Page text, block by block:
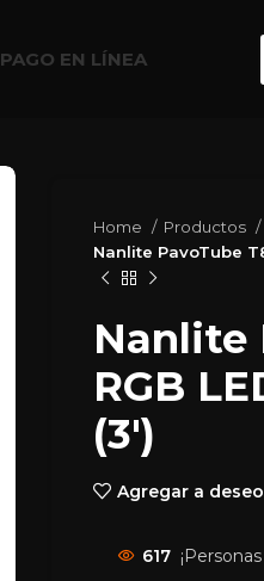
PAGO EN LÍNEA
Home Productos
Nanlite PavoTube
Nanlite
RGB
(3′)
Agregar a
617